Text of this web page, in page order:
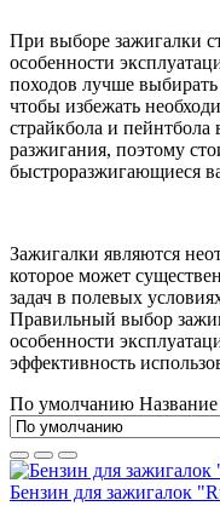
При выборе зажигалки
особенности
походов лучше
чтобы избежать
страйкбола и пейнтбола
разжигания, поэтому
быстроразжигающиеся
Зажигалки являются
которое может
задач в полевых
Правильный выбор
особенности
эффективность
По умолчанию Название
Бензин для зажигалок